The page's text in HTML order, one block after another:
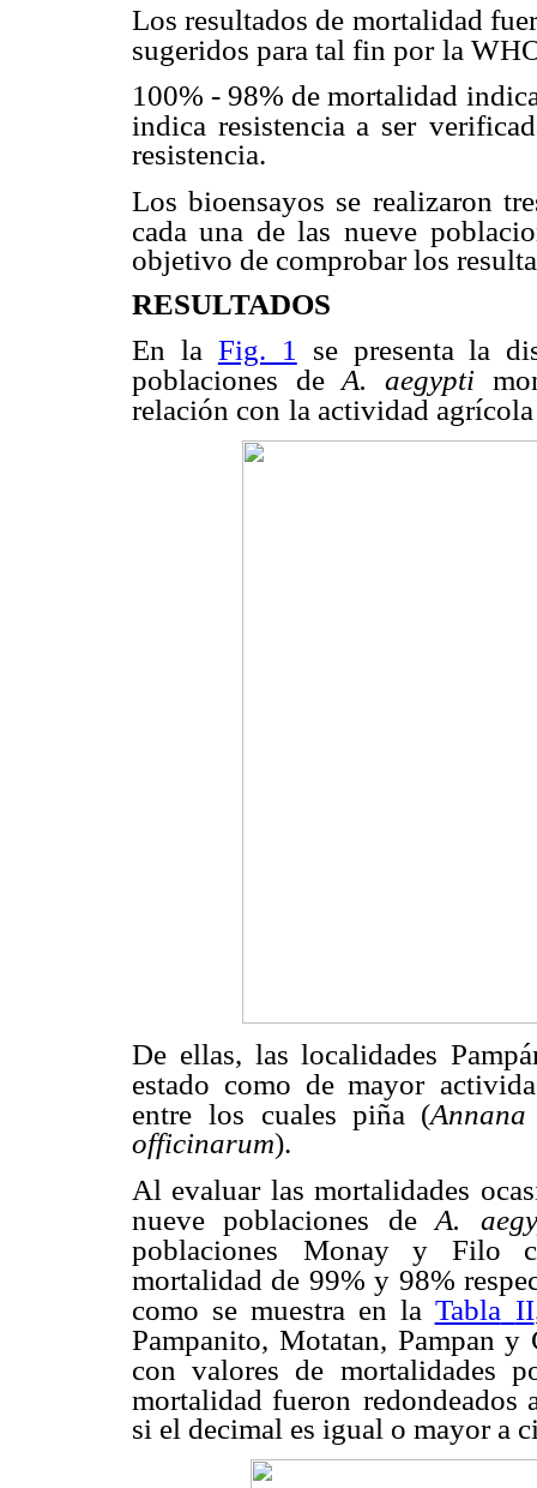
Los resultados de mortalidad
sugeridos para tal fin por la
100% - 98% de mortalidad
indica resistencia a ser
resistencia.
Los bioensayos se realizaron
cada una de las nueve
objetivo de comprobar los
RESULTADOS
En la Fig. 1
se presenta la
poblaciones de A. aegypti
relación con la actividad
De ellas, las localidades
estado como de mayor
entre los cuales piña (
officinarum).
Al evaluar las mortalidades
nueve poblaciones deA.
poblaciones
Monay y Filo
mortalidad de 99% y 98%
como se muestra en la Tabla II
Pampanito, Motatan, Pampan y
con valores de mortalidades
mortalidad fueron redondeados
si el decimal es igual o mayor a